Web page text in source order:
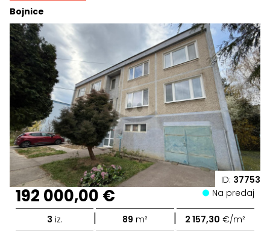
ID: 37753
Bojnice
192 000,00 € Na predaj
3 iz. | 89 m² | 2 157,30 €/m²